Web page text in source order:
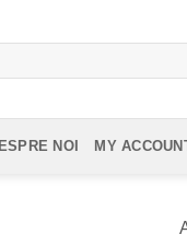
NOI MY